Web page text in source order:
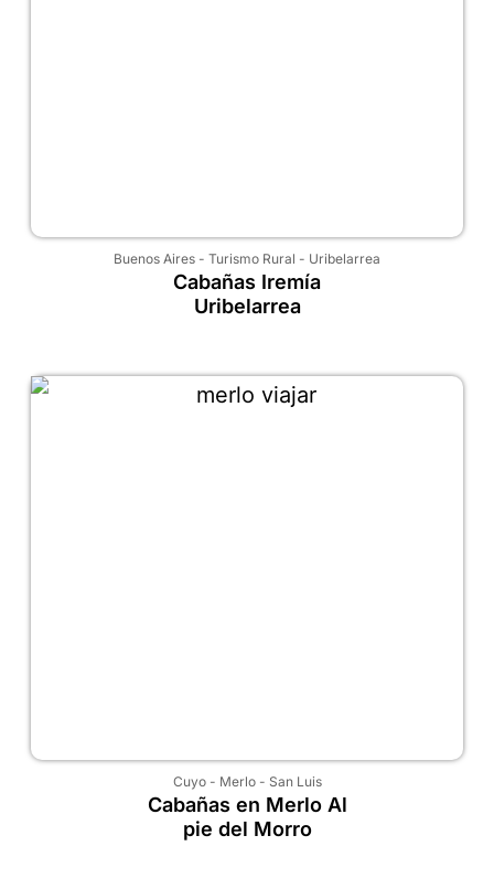
Buenos Aires - Turismo Rural - Uribelarrea
Cabañas Iremía
Uribelarrea
Cuyo- Merlo- San Luis
Cabañas en Merlo Al
pie del Morro